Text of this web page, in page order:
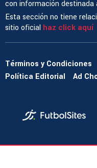
con información destinada
Esta sección no tiene
sitio oficial haz click aquí
Términos y Condiciones
Política Editorial
Ad